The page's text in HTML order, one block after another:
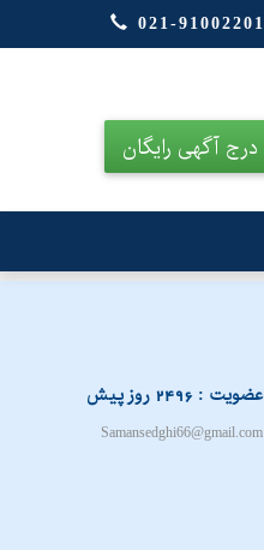
021-91002201
درج آگهی رایگان
عضویت : 2496 روز پیش
Samansedghi66@gmail.com